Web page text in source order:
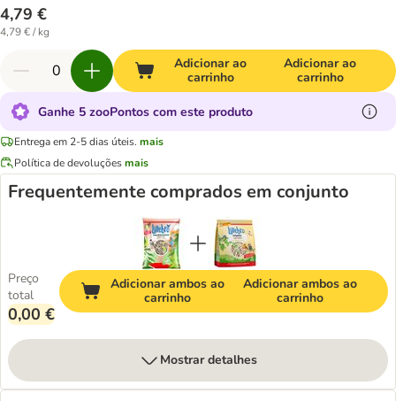
4,79 €
4,79 € / kg
Adicionar ao
carrinho
Adicionar ao
carrinho
Ganhe 5 zooPontos com este produto
Entrega em 2-5 dias úteis. mais
Política de devoluçõesmais
Frequentemente comprados em conjunto
Preço
total
0,00 €
Adicionar ambos ao
carrinho
Adicionar ambos ao
carrinho
Mostrar detalhes